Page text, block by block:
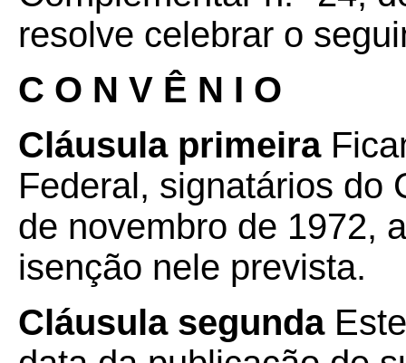
resolve celebrar o
C O N V Ê N I O
Cláusula primeira
Federal, signatários do
de novembro de 1972,
isenção nele prevista.
Cláusula segunda